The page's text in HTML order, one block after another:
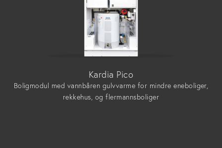
Kardia Pico
Boligmodul med vannbåren gulvvarme for mindre eneboliger,
rekkehus, og flermannsboliger